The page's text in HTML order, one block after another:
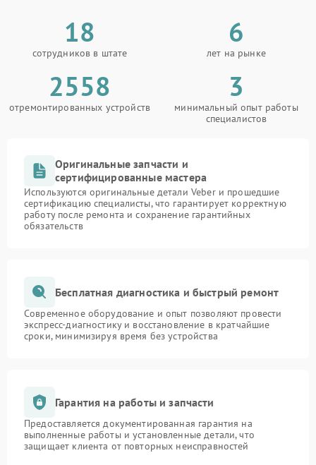
18
сотрудников в штате
6
лет на рынке
2558
отремонтированных устройств
3
минимальный опыт работы
специалистов
Оригинальные запчасти и
сертифицированные мастера
Используются оригинальные детали Veber и прошедшие
сертификацию специалисты, что гарантирует корректную
работу после ремонта и сохранение гарантийных
обязательств
Бесплатная диагностика и быстрый ремонт
Современное оборудование и опыт позволяют провести
экспресс-диагностику и восстановление в кратчайшие
сроки, минимизируя время без устройства
Гарантия на работы и запчасти
Предоставляется документированная гарантия на
выполненные работы и установленные детали, что
защищает клиента от повторных неисправностей